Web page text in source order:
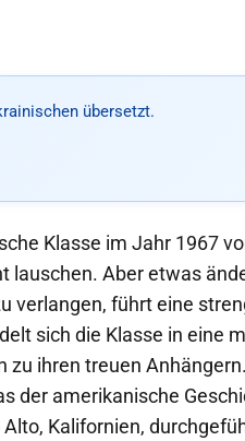
übersetzt.
Klasse im Jahr 1967
lauschen. Aber etwas
verlangen, führt eine
sich die Klasse in eine
ihren treuen
der amerikanische
Alto, Kalifornien,